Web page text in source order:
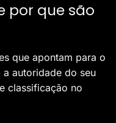
por que são
que apontam para o
a autoridade do seu
classificação no